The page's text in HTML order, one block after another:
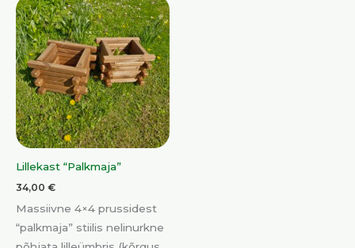
Lillekast “Palkmaja”
34,00 €
Massiivne 4×4 prussidest
“palkmaja” stiilis nelinurkne